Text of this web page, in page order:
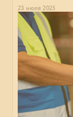
23 июля 2025